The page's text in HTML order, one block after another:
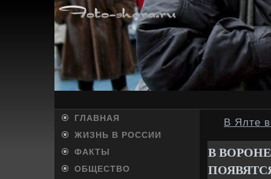
ГЛАВНАЯ
ЖИЗНЬ В РОССИИ
ФАКТЫ
ОБЩЕСТВО
В Ялте
В